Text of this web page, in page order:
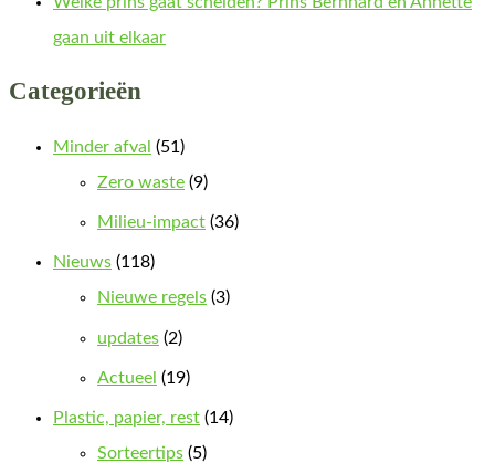
gaan uit elkaar
Categorieën
Minder afval (51)
Zero waste (9)
Milieu-impact (36)
Nieuws (118)
Nieuwe regels (3)
updates (2)
Actueel (19)
Plastic, papier, rest (14)
Sorteertips (5)